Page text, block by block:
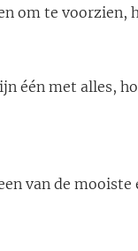
om te voorzien,
één met alles,
van de